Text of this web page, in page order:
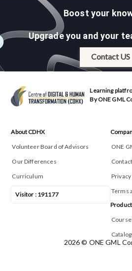
Boost your
Upgrade you and your
Contact US
Learning
By ONE GML
About CDHX
Volunteer Board of Advisors
Our Differences
Curriculum
Visitor : 191177
ONE
Terms
Product
2026© ONE GML